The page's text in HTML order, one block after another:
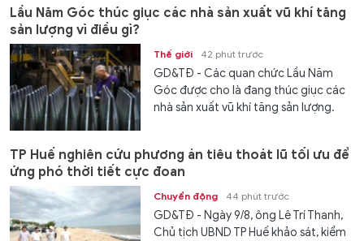
Lầu Năm Góc thúc giục các nhà sản xuất vũ khí tăng
sản lượng vì điều gì?
Thế giới 42 phút trước
GD&TĐ - Các quan chức Lầu Năm
Góc được cho là đang thúc giục các
nhà sản xuất vũ khí tăng sản lượng.
TP Huế nghiên cứu phương án tiêu thoát lũ tối ưu để
ứng phó thời tiết cực đoan
Chuyển động 44 phút trước
GD&TĐ - Ngày 9/8, ông Lê Trí Thanh,
Chủ tịch UBND TP Huế khảo sát, kiểm